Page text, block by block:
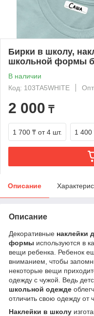
Бирки в школу,
школьной формы
В наличии
Код: 103TA5WHITE
2 000 ₸
1 700 ₸ от 4 шт. 1 400
Описание
Описание
Декоративные наклейки
формы используются в
вещи ребенка. Ребенок
вниманием, чтобы
некоторые вещи
одежду с чужой. Ведь
школьной одежде
отличить свою одежду от
Наклейки в школу